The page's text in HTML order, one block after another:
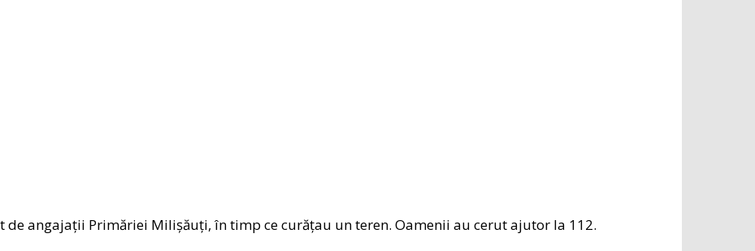
de angajații Primăriei Milișăuți, în timp ce curățau un teren. Oamenii au cerut ajutor la 112.